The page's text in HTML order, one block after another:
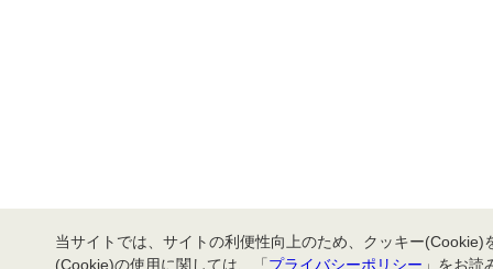
当サイトでは、サイトの利便性向上のため、クッキー
(Cookie)の使用に関しては、「プライバシーポリシー 」をお読